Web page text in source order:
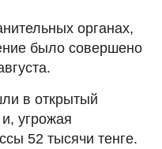
органах,
было совершено
в открытый
угрожая
52 тысячи тенге.